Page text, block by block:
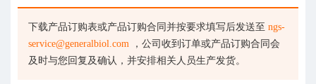
下载产品订购表或产品订购合同并按要求填写后发送至 ngs-
service@generalbiol.com ，公司收到订单或产品订购合同会
及时与您回复及确认，并安排相关人员生产发货。